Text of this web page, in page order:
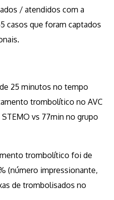
/ atendidos com a
casos que foram captados
25 minutos no tempo
trombolítico no AVC
vs 77min no grupo
trombolítico foi de
(número impressionante,
de trombolisados no